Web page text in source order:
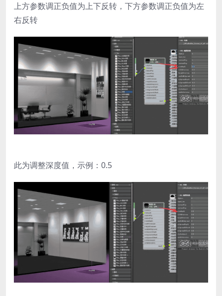
上方参数调正负值为上下反转，下方参数调正负值为左
右反转
此为调整深度值，示例：0.5